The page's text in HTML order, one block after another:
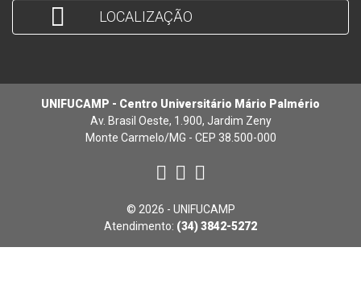
LOCALIZAÇÃO
UNIFUCAMP - Centro Universitário Mário Palmério
Av. Brasil Oeste, 1.900, Jardim Zeny
Monte Carmelo/MG - CEP 38.500-000
© 2026 - UNIFUCAMP
Atendimento: (34) 3842-5272